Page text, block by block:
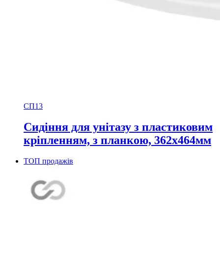
СП13
Сидіння для унітазу з пластиковим
кріпленням, з планкою, 362х464мм
ТОП продажів